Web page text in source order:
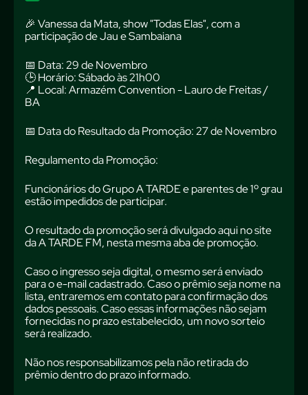
🎉 Vanessa da Mata, show "Todas Elas", com a
participação de Jau e Sambaiana
📅 Data: 29 de Novembro
🕒 Horário: Sábado às 21h00
📍 Local: Armazém Convention - Lauro de Freitas /
BA
📅 Data do Resultado da Promoção: 27 de Novembro
Regulamento da Promoção:
Funcionários do Grupo A TARDE e parentes de 1º grau
estão impedidos de participar.
O resultado da promoção será divulgado aqui no site
da A TARDE FM, nesta mesma aba de promoção.
Caso o ingresso seja digital, o mesmo será enviado
para o e-mail cadastrado. Caso o prêmio seja nome na
lista, entraremos em contato para confirmação dos
dados pessoais. Caso essas informações não sejam
fornecidas no prazo estabelecido, um novo sorteio
será realizado.
Não nos responsabilizamos pela não retirada do
prêmio dentro do prazo informado.